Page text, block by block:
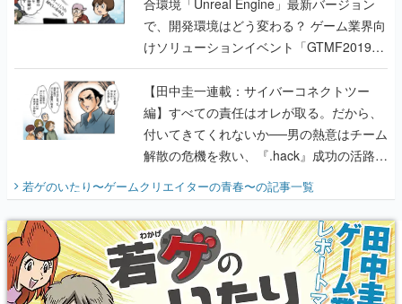
合環境「Unreal Engine」最新バージョン
で、開発環境はどう変わる？ ゲーム業界向
けソリューションイベント「GTMF2019」
に行って、より理解を深めよう【PR】
【田中圭一連載：サイバーコネクトツー
編】すべての責任はオレが取る。だから、
付いてきてくれないか──男の熱意はチーム
解散の危機を救い、『.hack』成功の活路を
開く。業界の快男児・松山 洋に流れる血は
『少年ジャンプ』色だった【若ゲのいた
り】
若ゲのいたり〜ゲームクリエイターの青春〜の記事一覧